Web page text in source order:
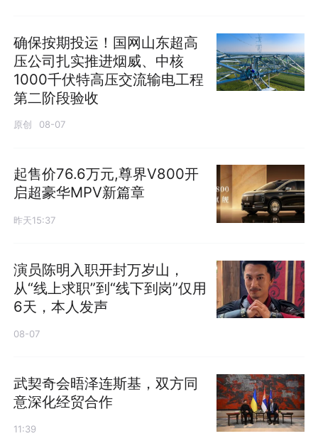
确保按期投运！国网山东超高
压公司扎实推进烟威、中核
1000千伏特高压交流输电工程
第二阶段验收
原创 08-07
起售价76.6万元,尊界V800开
启超豪华MPV新篇章
昨天15:37
演员陈明入职开封万岁山，
从“线上求职”到“线下到岗”仅用
6天，本人发声
08-07
武契奇会晤泽连斯基，双方同
意深化经贸合作
11:39